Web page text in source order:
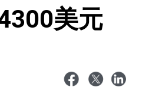
美元